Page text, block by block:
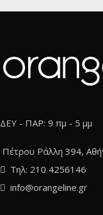
ΔΕΥ - ΠΑΡ: 9 πμ - 5 μμ
Πέτρου Ράλλη 394,
Τηλ: 210 4256146
info@orangeline.gr